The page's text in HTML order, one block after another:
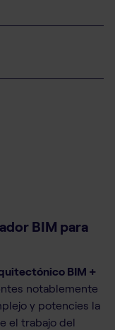
BIM para
BIM +
notablemente
y potencies la
el trabajo del